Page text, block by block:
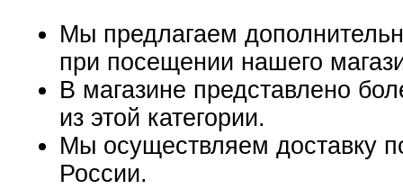
Мы предлагаем
при посещении нашего
В магазине представлено
из этой категории.
Мы осуществляем доставку
России.